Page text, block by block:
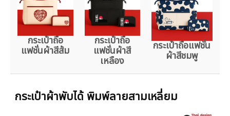
กระเป๋าถือ
แฟชั่นผ้าสีส้ม
กระเป๋าถือ
แฟชั่นผ้าสี
เหลือง
กระเป๋าถือแฟชั่น
ผ้าสีชมพู
กระเป๋าผ้าพับได้ พิมพ์ลายสามเหลี่ยม